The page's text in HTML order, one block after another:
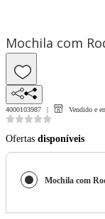
Mochila com
4000103987 Vendido e
Ofertas disponíveis